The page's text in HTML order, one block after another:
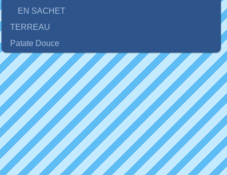
EN SACHET
TERREAU
Patate Douce